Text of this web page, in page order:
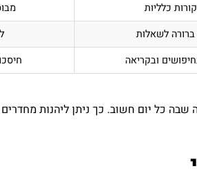
כלליות
לשאלות
ובקריאה
כל יום חשוב. כך ניתן ליהנות מחדרים